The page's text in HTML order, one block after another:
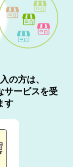
の方は、
サービスを受
す